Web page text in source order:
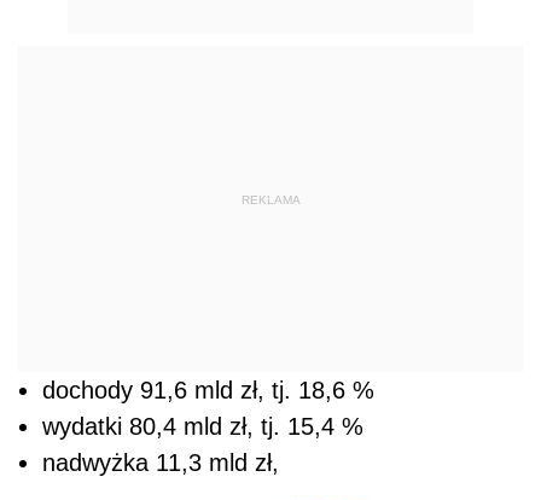
REKLAMA
dochody 91,6 mld zł, tj. 18,6 %
wydatki 80,4 mld zł, tj. 15,4 %
nadwyżka 11,3 mld zł,